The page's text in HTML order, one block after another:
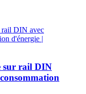
sur rail DIN